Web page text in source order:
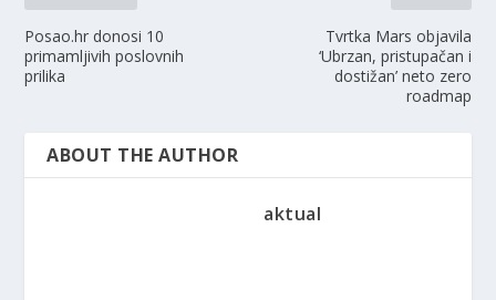
Posao.hr donosi 10
primamljivih poslovnih
prilika
Tvrtka Mars objavila
‘Ubrzan, pristupačan i
dostižan’ neto zero
roadmap
ABOUT THE AUTHOR
aktual